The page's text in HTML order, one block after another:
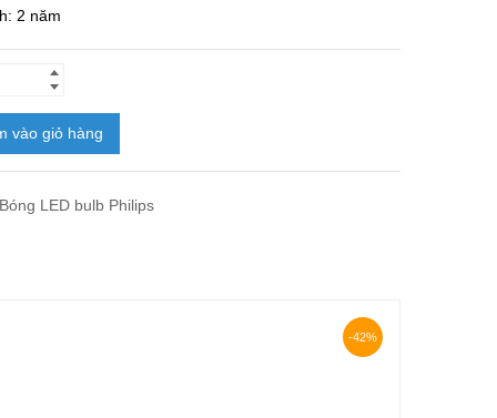
2 năm
vào giỏ hàng
Bóng LED bulb Philips
-42%